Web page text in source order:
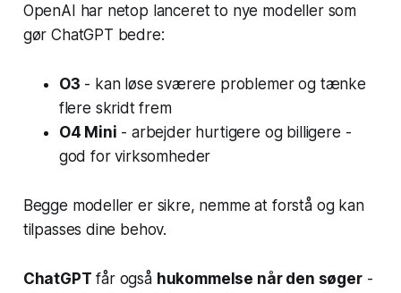
OpenAI har netop lanceret to nye modeller som
gør ChatGPT bedre:
O3 - kan løse sværere problemer og tænke
flere skridt frem
O4 Mini - arbejder hurtigere og billigere -
god for virksomheder
Begge modeller er sikre, nemme at forstå og kan
tilpasses dine behov.
ChatGPT får også hukommelse når den søger-